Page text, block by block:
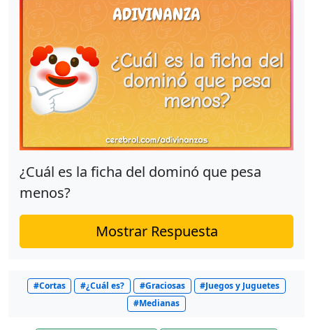
¿Cuál es la ficha del dominó que pesa
menos?
Mostrar Respuesta
#Cortas #¿Cuál es? #Graciosas
#Juegos y Juguetes
#Medianas